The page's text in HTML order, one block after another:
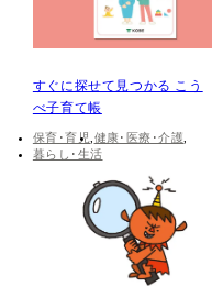
すぐに探せて見つかる こう
べ子育て帳
保育･育児 健康･医療･介護
暮らし･生活